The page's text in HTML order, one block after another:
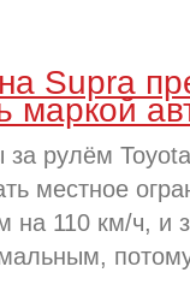
Supra
маркой
рулём
местное
на 110 км/ч, и